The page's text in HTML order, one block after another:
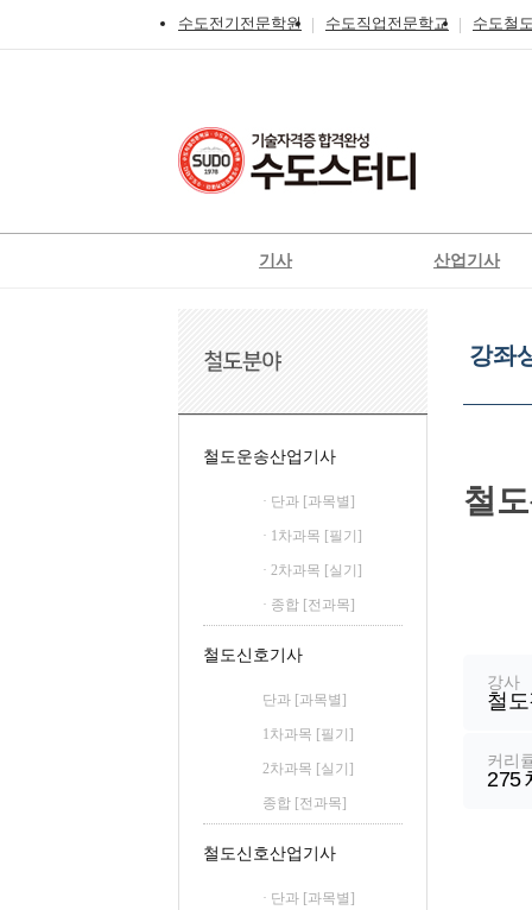
수도전기전문학원 수도직업전문학교 수도철
기사
정보통신
신재생에너지발전설비
일반기계
산업기사
전기공사
신재생에너지발전설
공조냉동기계
위험물
좌
상
세
강좌
철
강사
철
커리
275
철도운송산업기사
· 단과 [과목별]
· 1차과목 [필기]
· 2차과목 [실기]
· 종합 [전과목]
철도신호기사
단과 [과목별]
1차과목 [필기]
2차과목 [실기]
종합 [전과목]
철도신호산업기사
· 단과 [과목별]